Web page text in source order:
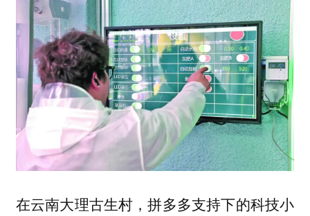
在云南大理古生村，拼多多支持下的科技小